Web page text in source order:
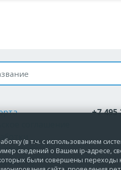
данных
+7 495
(в т.ч. с использованием
сведений о Вашем ip-адресе,
были совершены переходы